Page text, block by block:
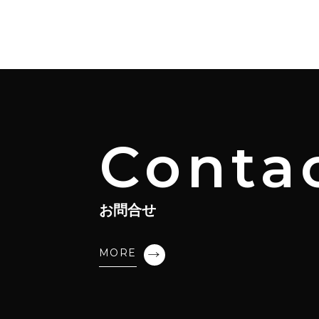
お問合せ
MORE